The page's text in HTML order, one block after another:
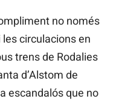
no només
les circulacions en
trens de Rodalies
d’Alstom de
escandalós que no